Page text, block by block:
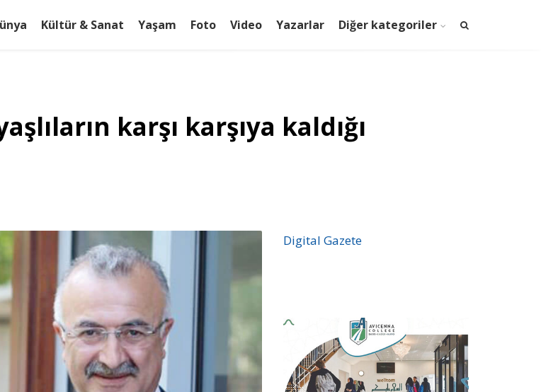
Kültür & Sanat Yaşam Foto Video Yazarlar Diğer kategoriler
karşı karşıya kaldığı
Digital Gazete